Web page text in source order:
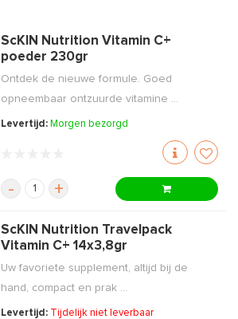
ScKIN Nutrition Vitamin C+
poeder 230gr
Ontdek de nieuwe formule. Goed
opneembaar ontzuurde vitamine ...
Levertijd: Morgen bezorgd
- +
ScKIN Nutrition Travelpack
Vitamin C+ 14x3,8gr
Uw favoriete supplement, altijd bij de
hand, compact en prak ...
Levertijd: Tijdelijk niet leverbaar